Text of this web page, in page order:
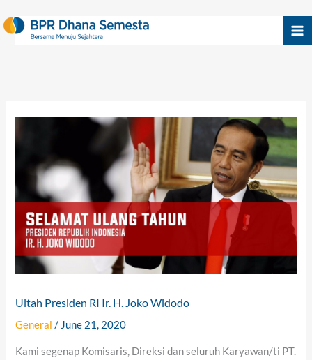
Skip
Ultah Presiden RI Ir. H. Joko Widodo
General / June 21, 2020
Kami segenap Komisaris, Direksi dan seluruh Karyawan/ti PT.